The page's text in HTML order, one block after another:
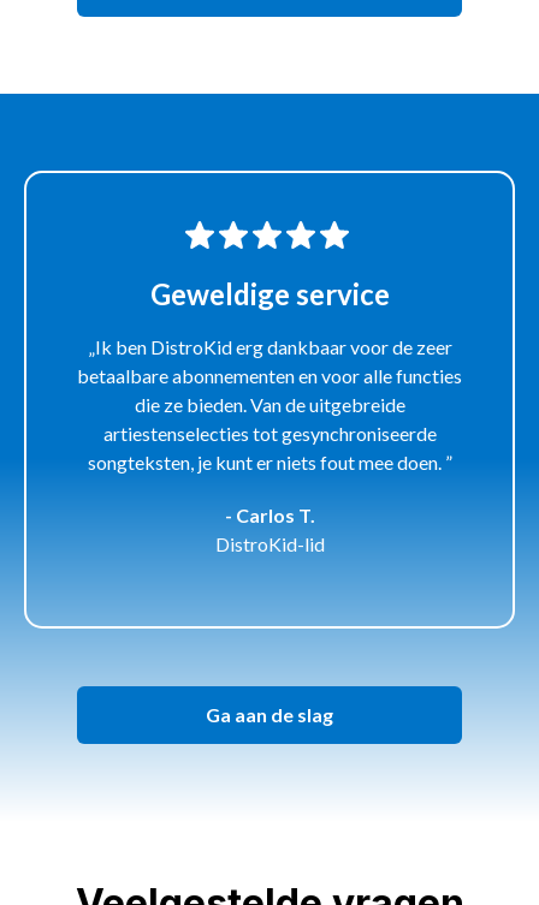
Geweldige service
„Ik ben DistroKid erg dankbaar voor de zeer
betaalbare abonnementen en voor alle functies
die ze bieden. Van de uitgebreide
artiestenselecties tot gesynchroniseerde
songteksten, je kunt er niets fout mee doen. ”
- Carlos T.
DistroKid-lid
Ga aan de slag